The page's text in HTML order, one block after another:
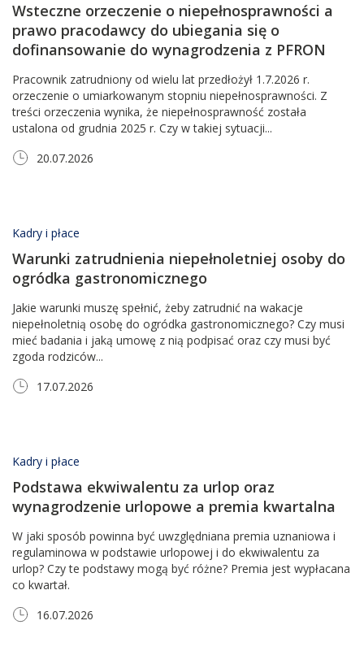
Wsteczne orzeczenie o niepełnosprawności a
prawo pracodawcy do ubiegania się o
dofinansowanie do wynagrodzenia z PFRON
Pracownik zatrudniony od wielu lat przedłożył 1.7.2026 r.
orzeczenie o umiarkowanym stopniu niepełnosprawności. Z
treści orzeczenia wynika, że niepełnosprawność została
ustalona od grudnia 2025 r. Czy w takiej sytuacji...
20.07.2026
Kadry i płace
Warunki zatrudnienia niepełnoletniej osoby do
ogródka gastronomicznego
Jakie warunki muszę spełnić, żeby zatrudnić na wakacje
niepełnoletnią osobę do ogródka gastronomicznego? Czy musi
mieć badania i jaką umowę z nią podpisać oraz czy musi być
zgoda rodziców...
17.07.2026
Kadry i płace
Podstawa ekwiwalentu za urlop oraz
wynagrodzenie urlopowe a premia kwartalna
W jaki sposób powinna być uwzględniana premia uznaniowa i
regulaminowa w podstawie urlopowej i do ekwiwalentu za
urlop? Czy te podstawy mogą być różne? Premia jest wypłacana
co kwartał.
16.07.2026